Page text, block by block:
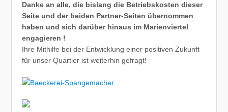
Danke an alle, die bislang die Betriebskosten dieser
Seite und der beiden Partner-Seiten übernommen
haben und sich darüber hinaus im Marienviertel
engagieren !
Ihre Mithilfe bei der Entwicklung einer positiven Zukunft
für unser Quartier ist weiterhin gefragt!